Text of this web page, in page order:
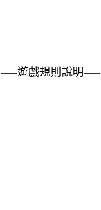
—–遊戲規則說明—–